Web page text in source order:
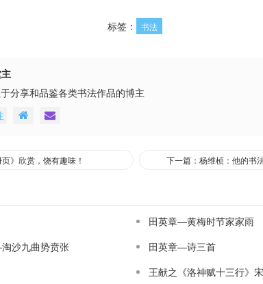
标签： 书法
分享和品鉴各类书法作品的博主
》欣赏，饶有趣味！ 下一篇：杨维桢：他的书
田英章—黄梅时节家家雨
沙九曲势贲张
田英章—诗三首
王献之《洛神赋十三行》